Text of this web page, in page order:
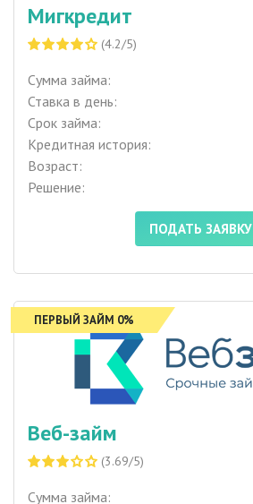
Мигкредит
(4.2/5)
Сумма займа:
Ставка в день:
Срок займа:
Кредитная история:
Возраст:
Решение:
ПОДАТЬ ЗАЯВКУ
ПЕРВЫЙ ЗАЙМ 0%
Веб-займ
(3.69/5)
Сумма займа: